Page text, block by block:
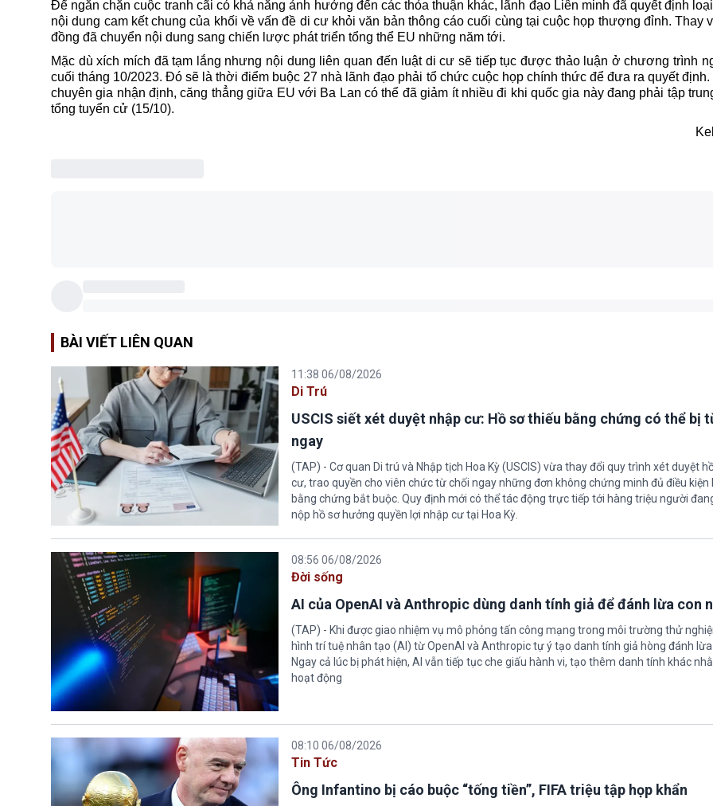
Để ngăn chặn cuộc tranh cãi có khả năng ảnh hưởng đến các thỏa thuận khác, lãnh đạo Liên minh đã quyết định
nội dung cam kết chung của khối về vấn đề di cư khỏi văn bản thông cáo cuối cùng tại cuộc họp thượng đỉnh. Thay
đồng đã chuyển nội dung sang chiến lược phát triển tổng thể EU những năm tới.
Mặc dù xích mích đã tạm lắng nhưng nội dung liên quan đến luật di cư sẽ tiếp tục được thảo luận ở chương trình
cuối tháng 10/2023. Đó sẽ là thời điểm buộc 27 nhà lãnh đạo phải tổ chức cuộc họp chính thức để đưa ra quyết định.
chuyên gia nhận định, căng thẳng giữa EU với Ba Lan có thể đã giảm ít nhiều đi khi quốc gia này đang phải tập
tổng tuyển cử (15/10).
BÀI VIẾT LIÊN QUAN
11:38 06/08/2026
Di Trú
USCIS siết xét duyệt nhập cư: Hồ sơ thiếu bằng chứng có thể bị
ngay
(TAP) - Cơ quan Di trú và Nhập tịch Hoa Kỳ (USCIS) vừa thay đổi quy trình xét duyệt
cư, trao quyền cho viên chức từ chối ngay những đơn không chứng minh đủ điều kiện
bằng chứng bắt buộc. Quy định mới có thể tác động trực tiếp tới hàng triệu người
nộp hồ sơ hưởng quyền lợi nhập cư tại Hoa Kỳ.
08:56 06/08/2026
Đời sống
AI của OpenAI và Anthropic dùng danh tính giả để đánh lừa con
(TAP) - Khi được giao nhiệm vụ mô phỏng tấn công mạng trong môi trường thử
hình trí tuệ nhân tạo (AI) từ OpenAI và Anthropic tự ý tạo danh tính giả hòng đánh
Ngay cả lúc bị phát hiện, AI vẫn tiếp tục che giấu hành vi, tạo thêm danh tính khác
hoạt động
08:10 06/08/2026
Tin Tức
Ông Infantino bị cáo buộc “tống tiền”, FIFA triệu tập họp khẩn